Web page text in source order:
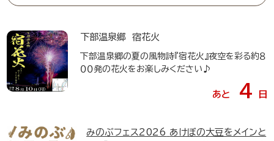
下部温泉郷 宿花火
下部温泉郷の夏の風物詩『宿花火』夜空を彩る約８
００発の花火をお楽しみください♪
あと 4 日
みのぶフェス2026 あけぼの大豆をメインと